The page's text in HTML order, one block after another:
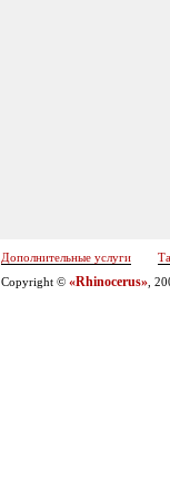
Дополнительные услуги
Copyright © «Rhinocerus» ,